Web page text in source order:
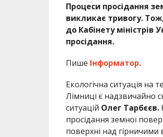
Процеси просідання
викликає тривогу.
до Кабінету
просідання.
Пише Інформатор.
Екологічна ситуація на
Лімниці є надзвичайно
ситуацій Олег Тарбєєв.
просідання земної
поверхні над